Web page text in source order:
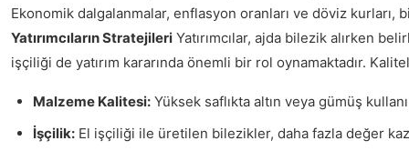
Ekonomik dalgalanmalar, enflasyon oranları ve döviz
Yatırımcıların Stratejileri Yatırımcılar, ajda bilezik alırken
işçiliği de yatırım kararında önemli bir rol oynamaktadır.
Malzeme Kalitesi: Yüksek saflıkta altın veya gümüş
İşçilik: El işçiliği ile üretilen bilezikler, daha fazla değer